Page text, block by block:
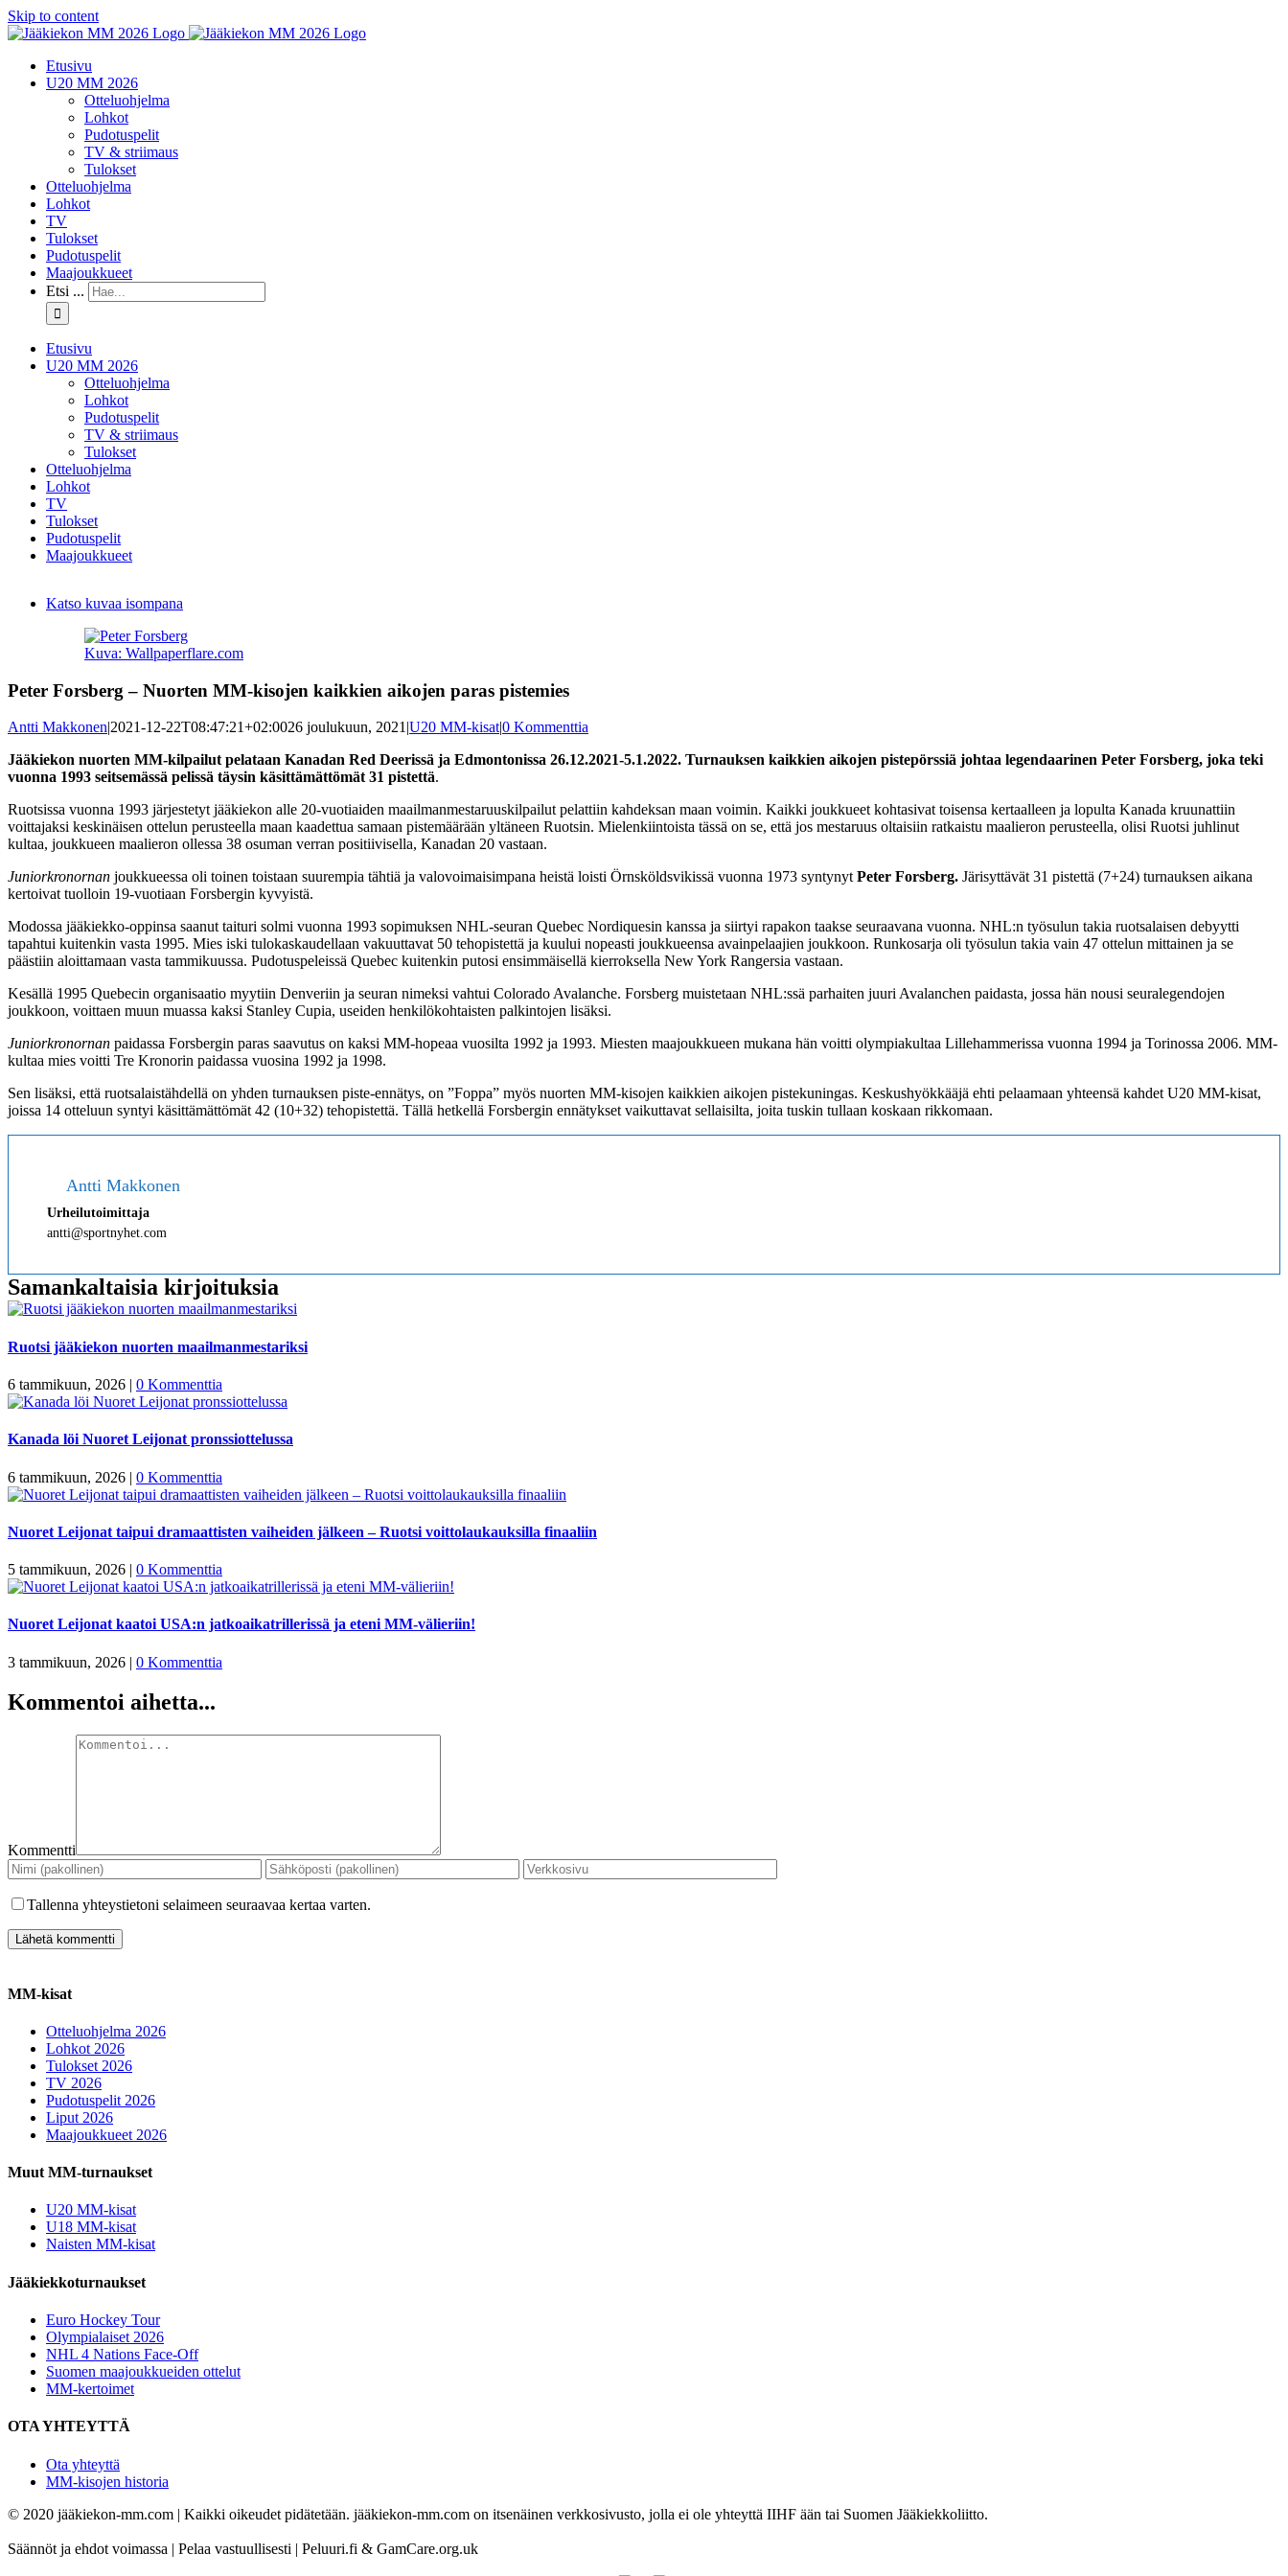
Skip to content
Etusivu
U20 MM 2026
Otteluohjelma
Lohkot
Pudotuspelit
TV & striimaus
Tulokset
Otteluohjelma
Lohkot
TV
Tulokset
Pudotuspelit
Maajoukkueet
Etsi ...
Etusivu
U20 MM 2026
Otteluohjelma
Lohkot
Pudotuspelit
TV & striimaus
Tulokset
Otteluohjelma
Lohkot
TV
Tulokset
Pudotuspelit
Maajoukkueet
Katso kuvaa isompana
Kuva: Wallpaperflare.com
Peter Forsberg – Nuorten MM-kisojen kaikkien aikojen paras pistemies
Antti Makkonen|2021-12-22T08:47:21+02:0026 joulukuun, 2021|U20 MM-kisat|0 Kommenttia
Jääkiekon nuorten MM-kilpailut pelataan Kanadan Red Deerissä ja Edmontonissa 26.12.2021-5.1.2022. Turnauksen kaikkien aikojen pistepörssiä johtaa legendaarinen Peter Forsberg, joka teki
vuonna 1993 seitsemässä pelissä täysin käsittämättömät 31 pistettä.
Ruotsissa vuonna 1993 järjestetyt jääkiekon alle 20-vuotiaiden maailmanmestaruuskilpailut pelattiin kahdeksan maan voimin. Kaikki joukkueet kohtasivat toisensa kertaalleen ja lopulta Kanada kruunattiin
voittajaksi keskinäisen ottelun perusteella maan kaadettua samaan pistemäärään yltäneen Ruotsin. Mielenkiintoista tässä on se, että jos mestaruus oltaisiin ratkaistu maalieron perusteella, olisi Ruotsi juhlinut
kultaa, joukkueen maalieron ollessa 38 osuman verran positiivisella, Kanadan 20 vastaan.
Juniorkronornan joukkueessa oli toinen toistaan suurempia tähtiä ja valovoimaisimpana heistä loisti Örnsköldsvikissä vuonna 1973 syntynytPeter Forsberg. Järisyttävät 31 pistettä (7+24) turnauksen aikana
kertoivat tuolloin 19-vuotiaan Forsbergin kyvyistä.
Modossa jääkiekko-oppinsa saanut taituri solmi vuonna 1993 sopimuksen NHL-seuran Quebec Nordiquesin kanssa ja siirtyi rapakon taakse seuraavana vuonna. NHL:n työsulun takia ruotsalaisen debyytti
tapahtui kuitenkin vasta 1995. Mies iski tulokaskaudellaan vakuuttavat 50 tehopistettä ja kuului nopeasti joukkueensa avainpelaajien joukkoon. Runkosarja oli työsulun takia vain 47 ottelun mittainen ja se
päästiin aloittamaan vasta tammikuussa. Pudotuspeleissä Quebec kuitenkin putosi ensimmäisellä kierroksella New York Rangersia vastaan.
Kesällä 1995 Quebecin organisaatio myytiin Denveriin ja seuran nimeksi vahtui Colorado Avalanche. Forsberg muistetaan NHL:ssä parhaiten juuri Avalanchen paidasta, jossa hän nousi seuralegendojen
joukkoon, voittaen muun muassa kaksi Stanley Cupia, useiden henkilökohtaisten palkintojen lisäksi.
Juniorkronornan paidassa Forsbergin paras saavutus on kaksi MM-hopeaa vuosilta 1992 ja 1993. Miesten maajoukkueen mukana hän voitti olympiakultaa Lillehammerissa vuonna 1994 ja Torinossa 2006. MM-
kultaa mies voitti Tre Kronorin paidassa vuosina 1992 ja 1998.
Sen lisäksi, että ruotsalaistähdellä on yhden turnauksen piste-ennätys, on ”Foppa” myös nuorten MM-kisojen kaikkien aikojen pistekuningas. Keskushyökkääjä ehti pelaamaan yhteensä kahdet U20 MM-kisat,
joissa 14 otteluun syntyi käsittämättömät 42 (10+32) tehopistettä. Tällä hetkellä Forsbergin ennätykset vaikuttavat sellaisilta, joita tuskin tullaan koskaan rikkomaan.
Antti Makkonen
Urheilutoimittaja
antti@sportnyhet.com
Samankaltaisia kirjoituksia
Ruotsi jääkiekon nuorten maailmanmestariksi
6 tammikuun, 2026 | 0 Kommenttia
Kanada löi Nuoret Leijonat pronssiottelussa
6 tammikuun, 2026 | 0 Kommenttia
Nuoret Leijonat taipui dramaattisten vaiheiden jälkeen – Ruotsi voittolaukauksilla finaaliin
5 tammikuun, 2026 | 0 Kommenttia
Nuoret Leijonat kaatoi USA:n jatkoaikatrillerissä ja eteni MM-välieriin!
3 tammikuun, 2026 | 0 Kommenttia
Kommentoi aihetta...
Kommentti
Tallenna yhteystietoni selaimeen seuraavaa kertaa varten.
MM-kisat
Otteluohjelma 2026
Lohkot 2026
Tulokset 2026
TV 2026
Pudotuspelit 2026
Liput 2026
Maajoukkueet 2026
Muut MM-turnaukset
U20 MM-kisat
U18 MM-kisat
Naisten MM-kisat
Jääkiekkoturnaukset
Euro Hockey Tour
Olympialaiset 2026
NHL 4 Nations Face-Off
Suomen maajoukkueiden ottelut
MM-kertoimet
OTA YHTEYTTÄ
Ota yhteyttä
MM-kisojen historia
© 2020 jääkiekon-mm.com | Kaikki oikeudet pidätetään. jääkiekon-mm.com on itsenäinen verkkosivusto, jolla ei ole yhteyttä IIHF ään tai Suomen Jääkiekkoliitto.
Säännöt ja ehdot voimassa | Pelaa vastuullisesti | Peluuri.fi & GamCare.org.uk